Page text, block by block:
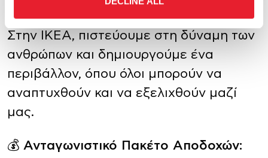
Στην ΙΚΕΑ, πιστεύουμε στη δύναμη των
ανθρώπων και δημιουργούμε ένα
περιβάλλον, όπου όλοι μπορούν να
αναπτυχθούν και να εξελιχθούν μαζί
μας.
💰 Ανταγωνιστικό Πακέτο Αποδοχών: